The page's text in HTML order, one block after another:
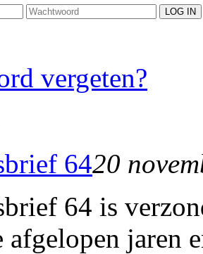
vergeten?
6420
64 is
afgelopen jaren